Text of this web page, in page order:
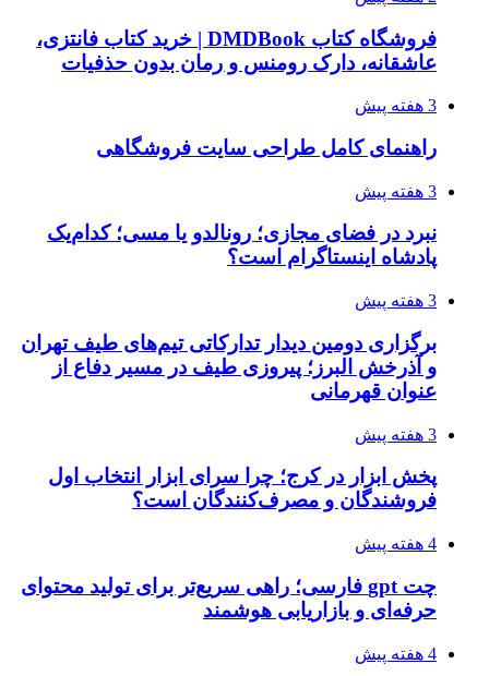
فروشگاه کتاب DMDBook | خرید کتاب فانتزی،
عاشقانه، دارک رومنس و رمان بدون حذفیات
3 هفته پیش
راهنمای کامل طراحی سایت فروشگاهی
3 هفته پیش
نبرد در فضای مجازی؛ رونالدو یا مسی؛ کدام‌یک
پادشاه اینستاگرام است؟
3 هفته پیش
برگزاری دومین دیدار تدارکاتی تیم‌های طیف تهران
و آذرخش البرز؛ پیروزی طیف در مسیر دفاع از
عنوان قهرمانی
3 هفته پیش
پخش ابزار در کرج؛ چرا سرای ابزار انتخاب اول
فروشندگان و مصرف‌کنندگان است؟
4 هفته پیش
چت gpt فارسی؛ راهی سریع‌تر برای تولید محتوای
حرفه‌ای و بازاریابی هوشمند
4 هفته پیش